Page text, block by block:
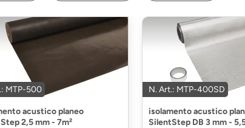
MTP-500
acustico planeo
2,5 mm - 7m²
N. Art.: MTP-400SD
isolamento acustico
SilentStep DB 3 mm -